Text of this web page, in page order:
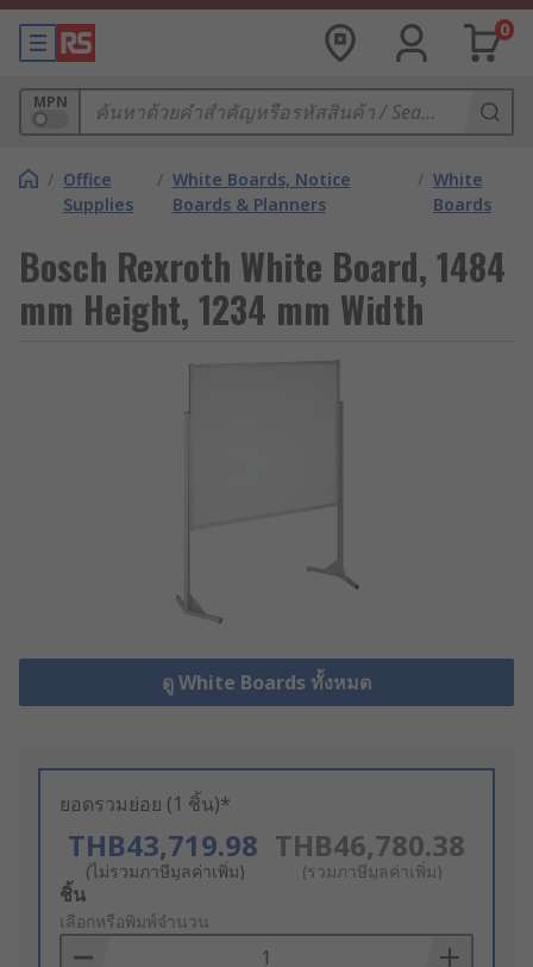
0
MPN
/ Office
Supplies
/ White Boards, Notice
Boards & Planners
/ White
Boards
Bosch Rexroth White Board, 1484
mm Height, 1234 mm Width
ดู White Boards ทั้งหมด
ยอดรวมย่อย (1 ชิ้น)*
THB43,719.98
(ไม่รวมภาษีมูลค่าเพิ่ม)
THB46,780.38
(รวมภาษีมูลค่าเพิ่ม)
Add
to
Basket
ชิ้น
เลือกหรือพิมพ์จำนวน